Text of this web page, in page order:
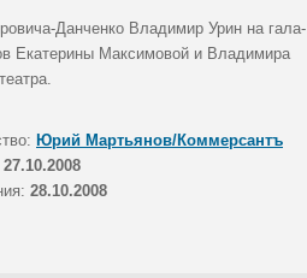
Данченко Владимир Урин на гала-
Екатерины Максимовой и Владимира
Юрий Мартьянов/Коммерсантъ
27.10.2008
28.10.2008